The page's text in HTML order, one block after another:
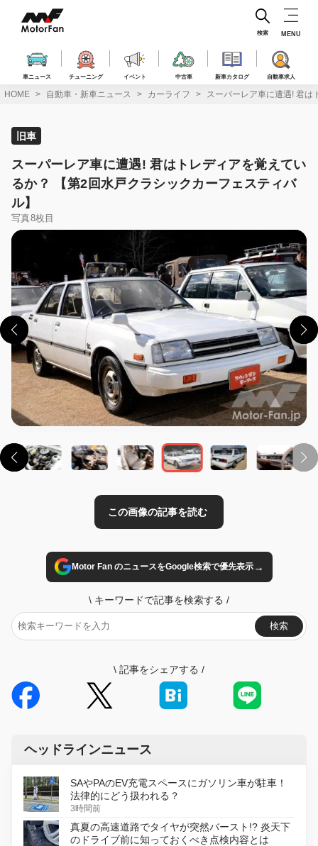
ス
車ニュース チューニング イベント 中古車 新車カタログ 自動車求人
検索 MENU
HOME 自動車・新車ニュース カーライフ スーパーレア車に遭遇! 君は
旧車
スーパーレア車に遭遇! 君はトレディアを覚えてい
るか？ 【第2回水戸クラシックカーフェスティバ
ル】
写真8枚目
この画像の記事を読む
Motor Fan のニュースをGoogle検索で優先表示→
\ キーワードで記事を検索する /
検索
\ 記事をシェアする /
ヘッドラインニュース
SAやPAのEV充電スペースにガソリン車が駐車！
法律的にどう扱われる？
3時間前
真夏の高速道路でタイヤが突然バースト!? 炎天下
のドライブ前に知っておくべき点検内容とは